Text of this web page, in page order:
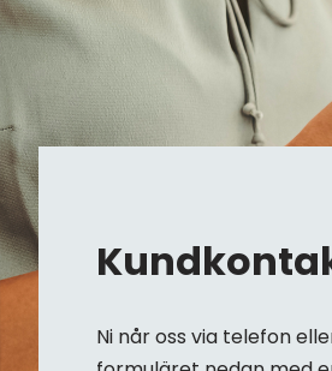
Ni når oss via telefon